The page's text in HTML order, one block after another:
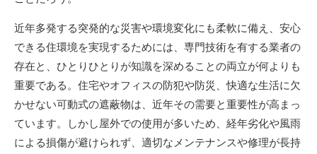
近年多発する突発的な災害や環境変化にも柔軟に備え、安心
できる住環境を実現するためには、専門技術を有する業者の
存在と、ひとりひとりが知識を深めることの両立が何よりも
重要である。住宅やオフィスの防犯や防災、快適な生活に欠
かせない可動式の遮蔽物は、近年その需要と重要性が高まっ
ています。しかし屋外での使用が多いため、経年劣化や風雨
による損傷が避けられず、適切なメンテナンスや修理が長持